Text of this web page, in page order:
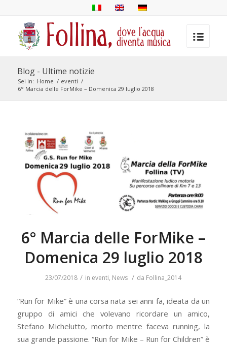
Blog - Ultime notizie
Sei in: Home / eventi /
6° Marcia delle ForMike – Domenica 29 luglio 2018
6° Marcia delle ForMike –
Domenica 29 luglio 2018
23/07/2018 / in eventi, News / da Follina_2014
“Run for Mike” è una corsa nata sei anni fa, ideata da un
gruppo di amici che volevano ricordare un amico,
Stefano Michelutto, morto mentre faceva running, la
sua grande passione. “Run for Mike – Run for Children” è